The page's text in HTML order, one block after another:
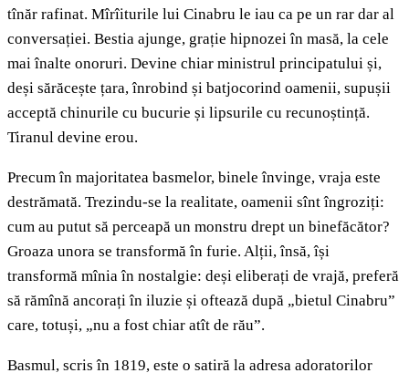
tînăr rafinat. Mîrîiturile lui Cinabru le iau ca pe un rar dar al
conversației. Bestia ajunge, grație hipnozei în masă, la cele
mai înalte onoruri. Devine chiar ministrul principatului și,
deși sărăcește țara, înrobind și batjocorind oamenii, supușii
acceptă chinurile cu bucurie și lipsurile cu recunoștință.
Tiranul devine erou.
Precum în majoritatea basmelor, binele învinge, vraja este
destrămată. Trezindu-se la realitate, oamenii sînt îngroziți:
cum au putut să perceapă un monstru drept un binefăcător?
Groaza unora se transformă în furie. Alții, însă, își
transformă mînia în nostalgie: deși eliberați de vrajă, preferă
să rămînă ancorați în iluzie și oftează după „bietul Cinabru”
care, totuși, „nu a fost chiar atît de rău”.
Basmul, scris în 1819, este o satiră la adresa adoratorilor